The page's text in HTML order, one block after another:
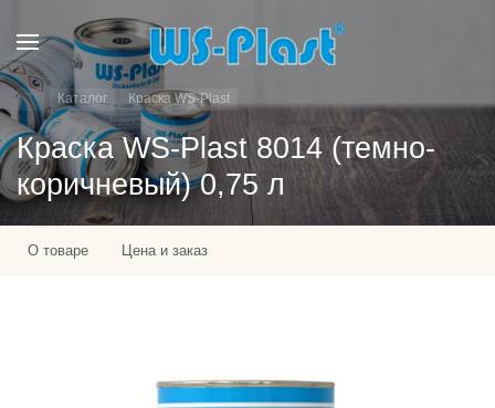
Каталог Краска WS-Plast
Краска WS-Plast 8014 (темно-
коричневый) 0,75 л
О товаре Цена и заказ